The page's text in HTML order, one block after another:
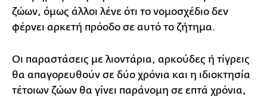
ζώων, όμως άλλοι λένε ότι το νομοσχέδιο δεν
φέρνει αρκετή πρόοδο σε αυτό το ζήτημα.
Οι παραστάσεις με λιοντάρια, αρκούδες ή τίγρεις
θα απαγορευθούν σε δύο χρόνια και η ιδιοκτησία
τέτοιων ζώων θα γίνει παράνομη σε επτά χρόνια,